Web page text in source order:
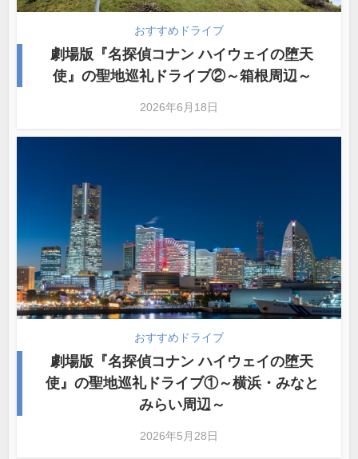
おすすめドライブ
劇場版『名探偵コナン ハイウェイの堕天
使』の聖地巡礼ドライブ②～箱根周辺～
2026年6月18日
おすすめドライブ
劇場版『名探偵コナン ハイウェイの堕天
使』の聖地巡礼ドライブ①～横浜・みなと
みらい周辺～
2026年5月28日